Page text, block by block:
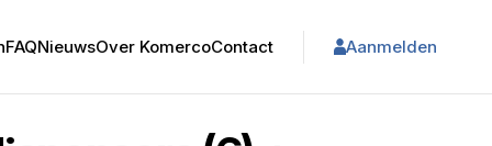
FAQNieuwsOver KomercoContact Aanmelden